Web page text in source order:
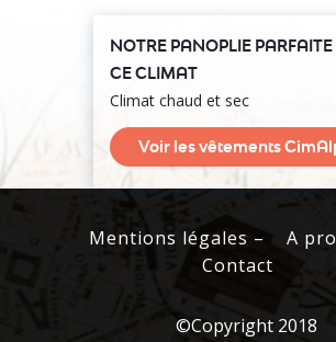
NOTRE PANOPLIE PARFAITE
CE CLIMAT
Climat chaud et sec
Voir les vêtements
Mentions légales –
A
Contact
©Copyright 2018